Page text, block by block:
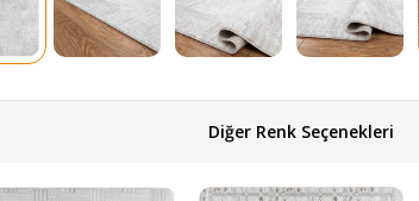
Diğer Renk Seçenekleri